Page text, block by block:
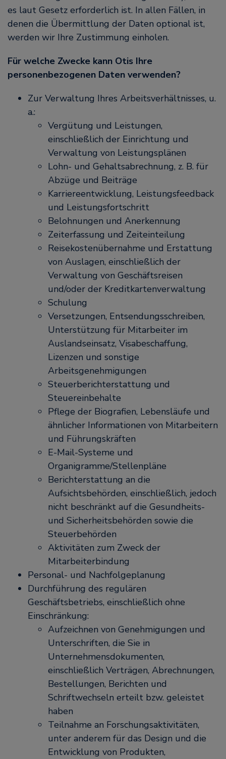
es laut Gesetz erforderlich ist. In allen Fällen, in
denen die Übermittlung der Daten optional ist,
werden wir Ihre Zustimmung einholen.
Für welche Zwecke kann Otis Ihre
personenbezogenen Daten verwenden?
Zur Verwaltung Ihres Arbeitsverhältnisses, u.
a.:
Vergütung und Leistungen,
einschließlich der Einrichtung und
Verwaltung von Leistungsplänen
Lohn- und Gehaltsabrechnung, z. B. für
Abzüge und Beiträge
Karriereentwicklung, Leistungsfeedback
und Leistungsfortschritt
Belohnungen und Anerkennung
Zeiterfassung und Zeiteinteilung
Reisekostenübernahme und Erstattung
von Auslagen, einschließlich der
Verwaltung von Geschäftsreisen
und/oder der Kreditkartenverwaltung
Schulung
Versetzungen, Entsendungsschreiben,
Unterstützung für Mitarbeiter im
Auslandseinsatz, Visabeschaffung,
Lizenzen und sonstige
Arbeitsgenehmigungen
Steuerberichterstattung und
Steuereinbehalte
Pflege der Biografien, Lebensläufe und
ähnlicher Informationen von Mitarbeitern
und Führungskräften
E-Mail-Systeme und
Organigramme/Stellenpläne
Berichterstattung an die
Aufsichtsbehörden, einschließlich, jedoch
nicht beschränkt auf die Gesundheits-
und Sicherheitsbehörden sowie die
Steuerbehörden
Aktivitäten zum Zweck der
Mitarbeiterbindung
Personal- und Nachfolgeplanung
Durchführung des regulären
Geschäftsbetriebs, einschließlich ohne
Einschränkung:
Aufzeichnen von Genehmigungen und
Unterschriften, die Sie in
Unternehmensdokumenten,
einschließlich Verträgen, Abrechnungen,
Bestellungen, Berichten und
Schriftwechseln erteilt bzw. geleistet
haben
Teilnahme an Forschungsaktivitäten,
unter anderem für das Design und die
Entwicklung von Produkten,